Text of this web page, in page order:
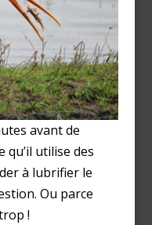
avant de
qu’il utilise des
à lubrifier le
Ou parce
!